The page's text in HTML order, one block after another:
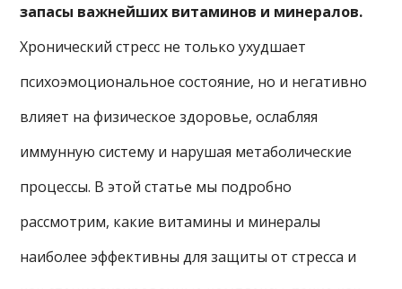
запасы важнейших витаминов и минералов.
Хронический стресс не только ухудшает
психоэмоциональное состояние, но и негативно
влияет на физическое здоровье, ослабляя
иммунную систему и нарушая метаболические
процессы. В этой статье мы подробно
рассмотрим, какие витамины и минералы
наиболее эффективны для защиты от стресса и